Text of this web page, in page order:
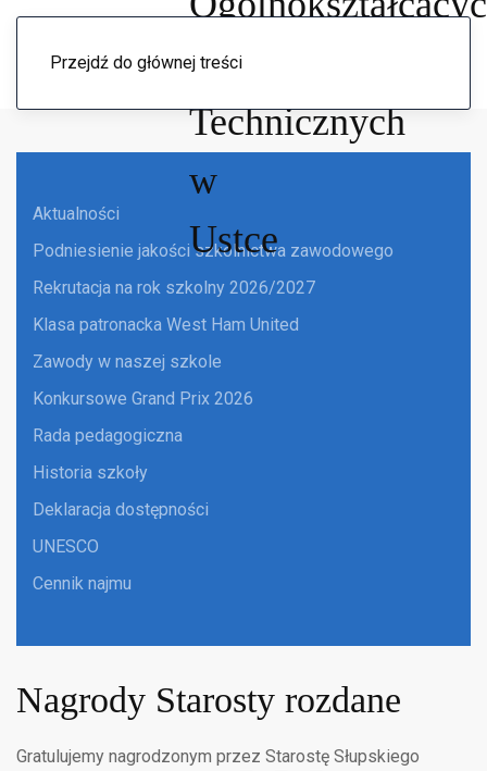
Przejdź do głównej treści
Menu
Aktualności
Podniesienie jakości szkolnictwa zawodowego
Rekrutacja na rok szkolny 2026/2027
Klasa patronacka West Ham United
Zawody w naszej szkole
Konkursowe Grand Prix 2026
Rada pedagogiczna
Historia szkoły
Deklaracja dostępności
UNESCO
Cennik najmu
Nagrody Starosty rozdane
Gratulujemy nagrodzonym przez Starostę Słupskiego